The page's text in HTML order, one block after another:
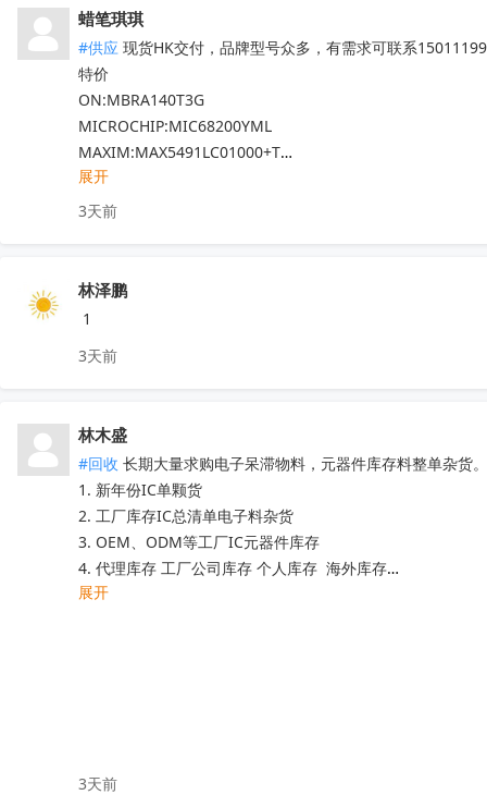
STM32F103C8T6  STM8S103F3P6TR
TDA7786  TDA7786TR  TDA7786C
TDA7708CB  TDA7708LX  TDA7850
TDA7708CBTR  TDA75610S-Z
TDA7708LX52  TDA7708LX32TR
HFDA801A-VYT  TDA7388  TDA7851L
NJM2816GM1-51A-TE2  APM32F407ZGT6
N32G030C8L7  QN8035-SAEN  TDA8920CTH
IRFB4227  CS75823  IRF540NPBF  TL494IDR
PT16556-LQ  LV5683P-E  TA75458P
IRS2092STRPBF  EN25QH64A-104HIP
晶源微，友达，UTC，纳芯威，芯电元等品牌
深圳原装现货当天可送，1000+型号现货欢迎咨询
收起
LM5101AMX
现货靓货！不容错过！
收起
蜡笔琪琪
#供应 现货HK交付，品牌型号众多，有需求可联系
特价
ON:MBRA140T3G
MICROCHIP:MIC68200YML
MAXIM:MAX5491LC01000+T
ADI:ADP7182AUJZ-R7
其他PN可沟通确认
展开
3天前
林泽鹏
1
3天前
林木盛
#回收 长期大量求购电子呆滞物料，元器件库存料整单杂货。
1. 新年份IC单颗货
2. 工厂库存IC总清单电子料杂货
3. OEM、ODM等工厂IC元器件库存
4. 代理库存 工厂公司库存 个人库存  海外库存
5. 提供清单及芯片电子元器件型号核算价格
展开
3天前